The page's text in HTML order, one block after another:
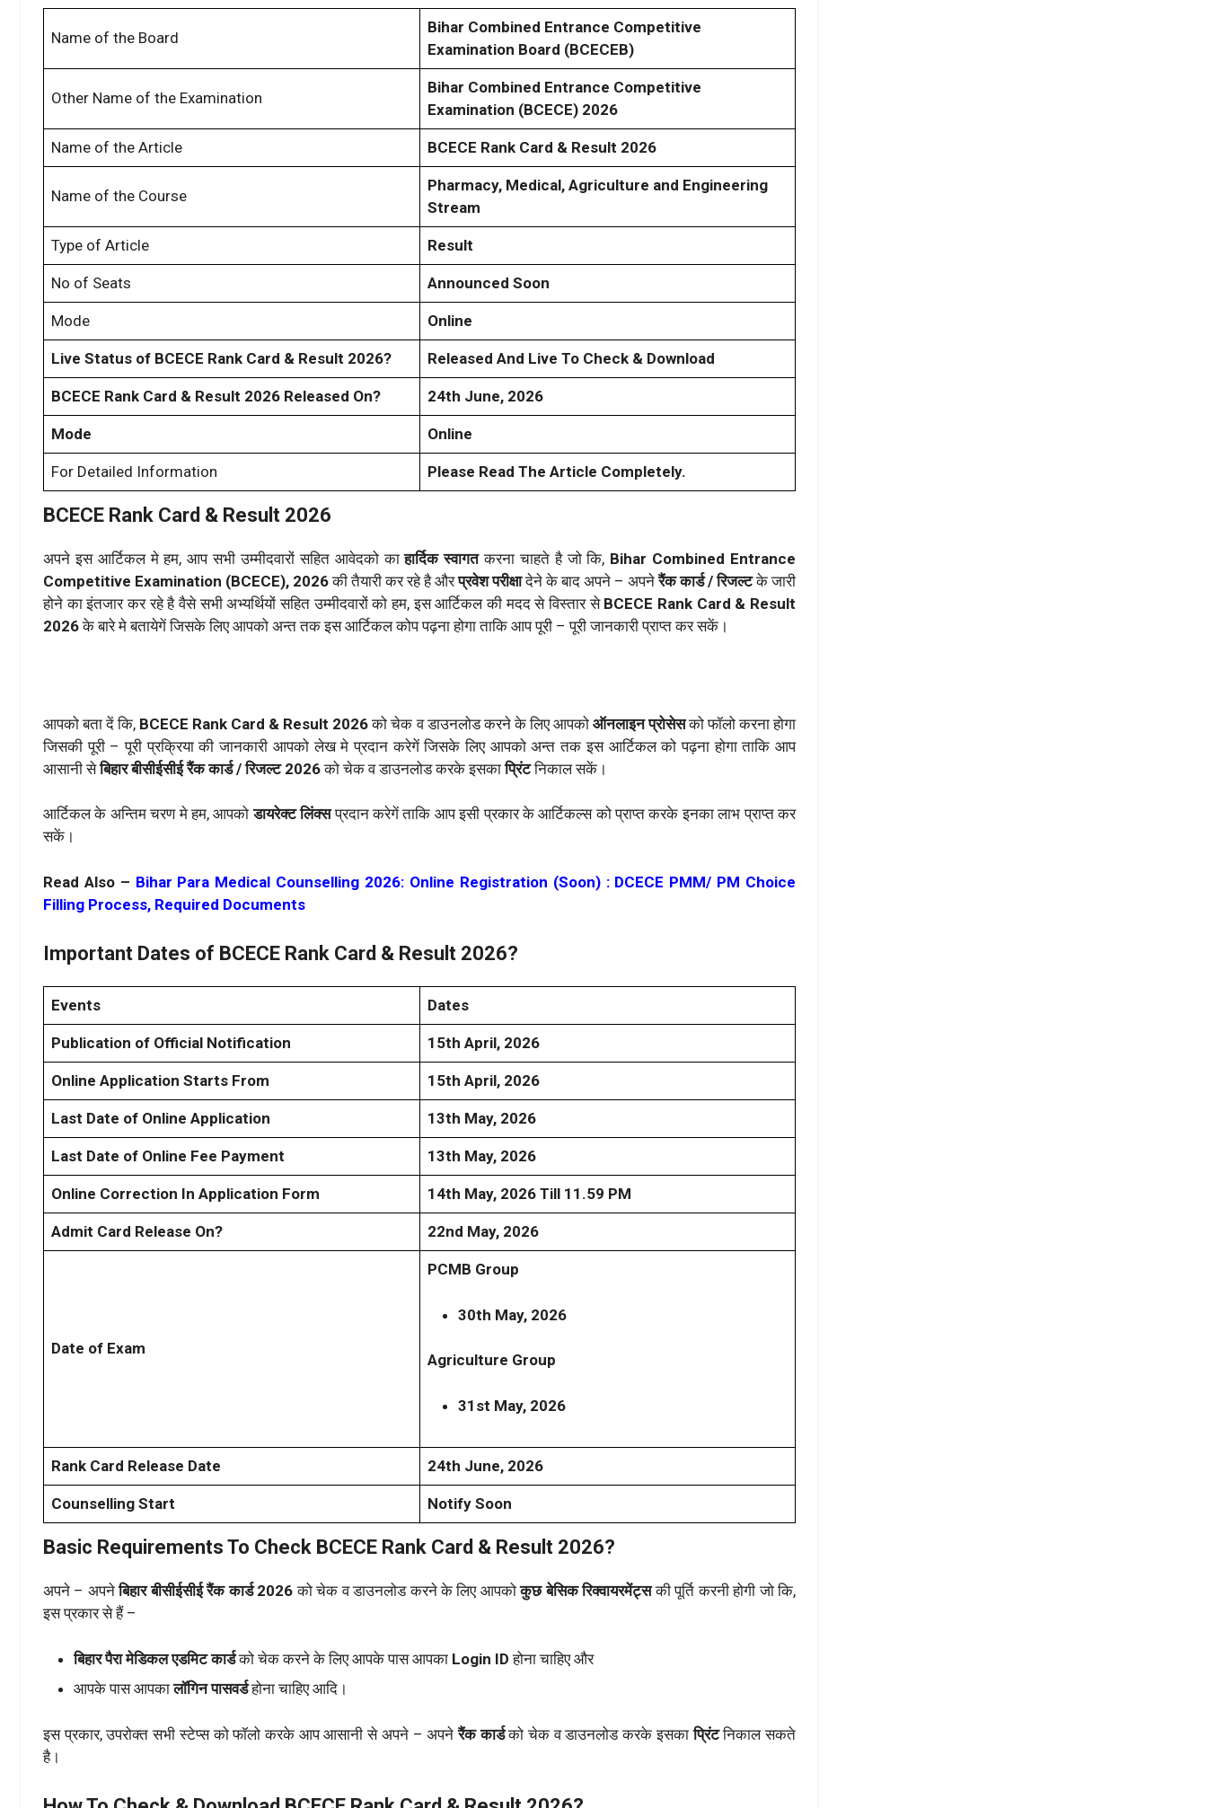
Name of the Board
Bihar Combined Entrance Competitive
Examination Board (BCECEB)
Other Name of the Examination
Bihar Combined Entrance Competitive
Examination (BCECE) 2026
Name of the Article BCECE Rank Card & Result 2026
Name of the Course
Pharmacy, Medical, Agriculture and Engineering
Stream
Type of Article Result
No of Seats Announced Soon
Mode Online
Live Status of BCECE Rank Card & Result 2026? Released And Live To Check & Download
BCECE Rank Card & Result 2026 Released On? 24th June, 2026
Mode Online
For Detailed Information Please Read The Article Completely.
BCECE Rank Card & Result 2026
अपने इस आर्टिकल मे हम, आप सभी उम्मीदवारों सहित आवेदको काहार्दिक स्वागतकरना चाहते है जो कि, Bihar Combined Entrance
Competitive Examination (BCECE), 2026की तैयारी कर रहे है औरप्रवेश परीक्षादेने के बाद अपने – अपनेरैंक कार्ड / रिजल्टके जारी
होने का इंतजार कर रहे है वैसे सभी अभ्यर्थियों सहित उम्मीदवारों को हम, इस आर्टिकल की मदद से विस्तार से BCECE Rank Card & Result
2026 के बारे मे बतायेगें जिसके लिए आपको अन्त तक इस आर्टिकल कोप पढ़ना होगा ताकि आप पूरी – पूरी जानकारी प्राप्त कर सकें।
आपको बता दें कि, BCECE Rank Card & Result 2026 को चेक व डाउनलोड करने के लिए आपको ऑनलाइन प्रोसेसको फॉलो करना होगा
जिसकी पूरी – पूरी प्रक्रिया की जानकारी आपको लेख मे प्रदान करेगें जिसके लिए आपको अन्त तक इस आर्टिकल को पढ़ना होगा ताकि आप
आसानी सेबिहार बीसीईसीई रैंक कार्ड / रिजल्ट 2026को चेक व डाउनलोड करके इसकाप्रिंटनिकाल सकें।
आर्टिकल के अन्तिम चरण मे हम, आपको डायरेक्ट लिंक्सप्रदान करेगें ताकि आप इसी प्रकार के आर्टिकल्स को प्राप्त करके इनका लाभ प्राप्त कर
सकें।
Read Also – Bihar Para Medical Counselling 2026: Online Registration (Soon) : DCECE PMM/ PM Choice
Filling Process, Required Documents
Important Dates of BCECE Rank Card & Result 2026?
Events Dates
Publication of Official Notification 15th April, 2026
Online Application Starts From 15th April, 2026
Last Date of Online Application 13th May, 2026
Last Date of Online Fee Payment 13th May, 2026
Online Correction In Application Form 14th May, 2026 Till 11.59 PM
Admit Card Release On? 22nd May, 2026
Date of Exam
PCMB Group
30th May, 2026
Agriculture Group
31st May, 2026
Rank Card Release Date 24th June, 2026
Counselling Start Notify Soon
Basic Requirements To Check BCECE Rank Card & Result 2026?
अपने – अपनेबिहार बीसीईसीई रैंक कार्ड 2026 को चेक व डाउनलोड करने के लिए आपकोकुछ बेसिक रिक्वायरमेंट्सकी पूर्ति करनी होगी जो कि,
इस प्रकार से हैं –
बिहार पैरा मेडिकल एडमिट कार्डको चेक करने के लिए आपके पास आपका Login ID होना चाहिए और
आपके पास आपकालॉगिन पासवर्डहोना चाहिए आदि।
इस प्रकार, उपरोक्त सभी स्टेप्स को फॉलो करके आप आसानी से अपने – अपने रैंक कार्डको चेक व डाउनलोड करके इसकाप्रिंटनिकाल सकते
है।